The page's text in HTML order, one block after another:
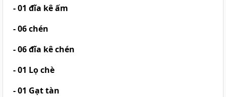
- 01 đĩa kê ấm
- 06 chén
- 06 đĩa kê chén
- 01 Lọ chè
- 01 Gạt tàn